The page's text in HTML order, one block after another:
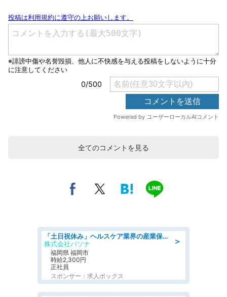
全てのコメントを見る
＞
「土日祝休み」ヘルスケア業界の産業保健師/高時給/未経験OK/要資格:保健師、正看護師
株式会社パソナ
福岡県 福岡市
時給2,300円
正社員
スポンサー：求人ボックス